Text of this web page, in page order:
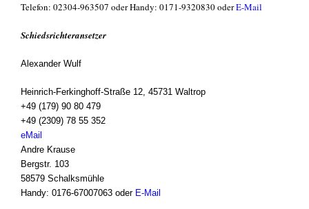
Telefon: 02304-963507 oderHandy: 0171-9320830 oderE-Mail
Schiedsrichteransetzer
Alexander Wulf
Heinrich-Ferkinghoff-Straße 12, 45731 Waltrop
+49 (179) 90 80 479
+49 (2309) 78 55 352
eMail
Andre Krause
Bergstr. 103
58579 Schalksmühle
Handy: 0176-67007063 oder E-Mail